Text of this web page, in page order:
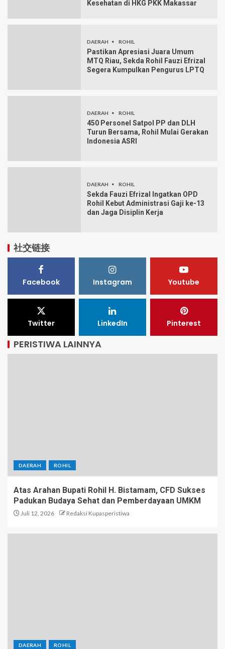
Kesehatan di HKG PKK Makassar
DAERAH ROHIL
Pastikan Apresiasi Juara Umum
MTQ Riau, Sekda Rohil Fauzi Efrizal
Segera Kumpulkan Pengurus LPTQ
DAERAH ROHIL
450 Personel Satpol PP dan DLH
Turun Bersama, Rohil Mulai Gerakan
Indonesia ASRI
DAERAH ROHIL
Sekda Fauzi Efrizal Ingatkan OPD
Rohil Kebut Administrasi Gaji ke-13
dan Jaga Disiplin Kerja
社交链接
Facebook Instagram Youtube
Twitter LinkedIn Pinterest
PERISTIWA LAINNYA
DAERAH ROHIL
Atas Arahan Bupati Rohil H. Bistamam, CFD Sukses
Padukan Budaya Sehat dan Pemberdayaan UMKM
Juli 12, 2026 Redaksi Kupasperistiwa
DAERAH ROHIL